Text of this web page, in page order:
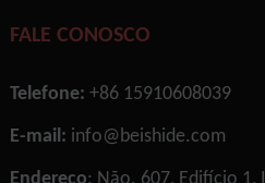
FALE CONOSCO
Telefone: +86 15910608039
E-mail: info@beishide.com